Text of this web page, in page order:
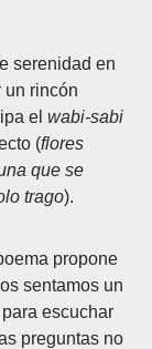
serenidad en
un rincón
el wabi-sabi
(flores
que se
trago).
propone
sentamos un
escuchar
preguntas no